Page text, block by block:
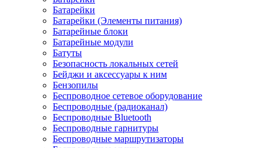
Батарейки
Батарейки (Элементы питания)
Батарейные блоки
Батарейные модули
Батуты
Безопасность локальных сетей
Бейджи и аксесcуары к ним
Бензопилы
Беспроводное сетевое оборудование
Беспроводные (радиоканал)
Беспроводные Bluetooth
Беспроводные гарнитуры
Беспроводные маршрутизаторы